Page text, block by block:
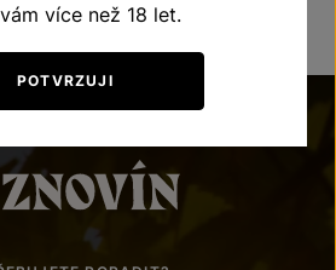
více než 18 let.
POTVRZUJI